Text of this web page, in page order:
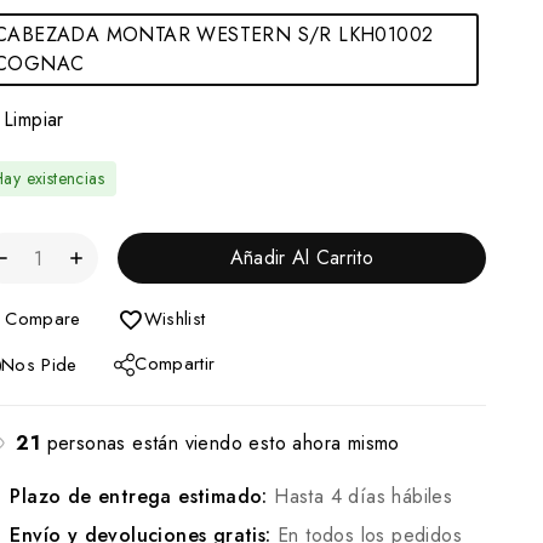
MONTAR WESTERN S/R LKH01002
Limpiar
existencias
Añadir Al Carrito
Compare
Wishlist
Nos Pide
Compartir
21 personas están viendo esto ahora mismo
Plazo de entrega estimado: Hasta 4 días hábiles
Envío y devoluciones gratis: En todos los pedidos